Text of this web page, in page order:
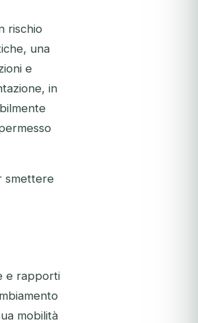
rischio
una
e
in
smettere
e rapporti
mobilità